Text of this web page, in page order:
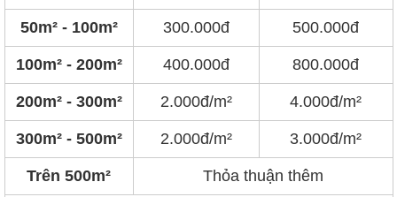
50m² - 100m² 300.000đ 500.000đ
100m² - 200m² 400.000đ 800.000đ
200m² - 300m² 2.000đ/m² 4.000đ/m²
300m² - 500m² 2.000đ/m² 3.000đ/m²
Trên 500m² Thỏa thuận thêm